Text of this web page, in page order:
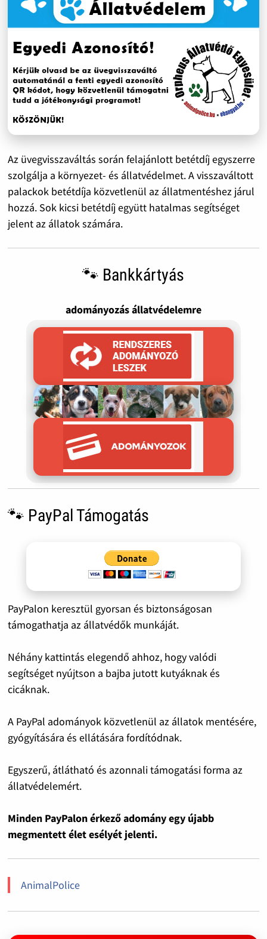
Az üvegvisszaváltás során felajánlott betétdíj egyszerre
szolgálja a környezet- és állatvédelmet. A visszaváltott
palackok betétdíja közvetlenül az állatmentéshez járul
hozzá. Sok kicsi betétdíj együtt hatalmas segítséget
jelent az állatok számára.
🐾 Bankkártyás
adományozás állatvédelemre
🐾 PayPal Támogatás
PayPalon keresztül gyorsan és biztonságosan
támogathatja az állatvédők munkáját.
Néhány kattintás elegendő ahhoz, hogy valódi
segítséget nyújtson a bajba jutott kutyáknak és
cicáknak.
A PayPal adományok közvetlenül az állatok mentésére,
gyógyítására és ellátására fordítódnak.
Egyszerű, átlátható és azonnali támogatási forma az
állatvédelemért.
Minden PayPalon érkező adomány egy újabb
megmentett élet esélyét jelenti.
AnimalPolice